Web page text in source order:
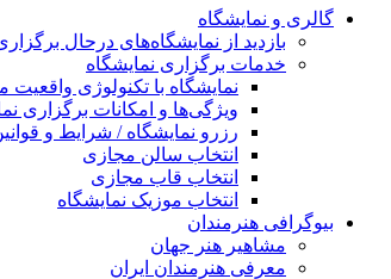
گالری و نمایشگاه
بازدید از نمایشگاه‌های درحال
خدمات برگزاری نمایشگاه
نمایشگاه با تکنولوژی
ویژگی‌ها و امکانات برگزاری
رزرو نمایشگاه / شرایط و
انتخاب سالن مجازی
انتخاب قاب مجازی
انتخاب موزیک نمایشگاه
بیوگرافی هنرمندان
مشاهیر هنر جهان
معرفی هنرمندان ایران